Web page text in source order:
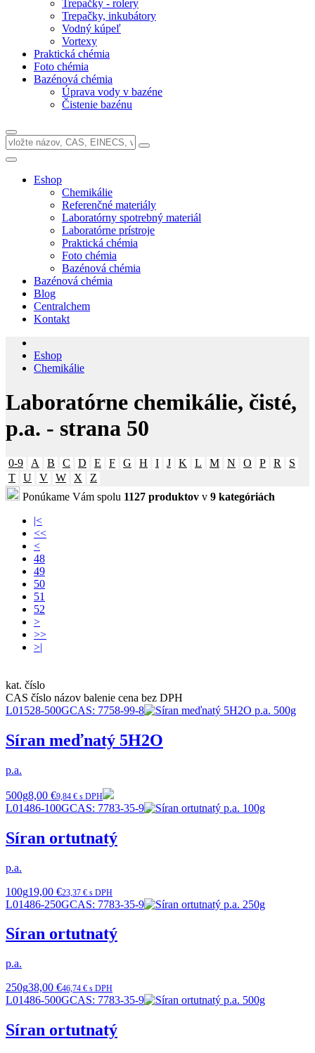
Trepačky - rolery
Trepačky, inkubátory
Vodný kúpeľ
Vortexy
Praktická chémia
Foto chémia
Bazénová chémia
Úprava vody v bazéne
Čistenie bazénu
Eshop
Chemikálie
Referenčné materiály
Laboratórny spotrebný materiál
Laboratórne prístroje
Praktická chémia
Foto chémia
Bazénová chémia
Bazénová chémia
Blog
Centralchem
Kontakt
Eshop
Chemikálie
Laboratórne chemikálie, čisté,
p.a. - strana 50
0-9 A B C D E F G H I J K L M N O P R
S
T
U V W X
Z
Ponúkame Vám spolu 1127 produktov v 9 kategóriách
|<
<<
<
48
49
50
51
52
>
>>
>|
kat. číslo
CAS číslo názov balenie cena bez DPH
L01528-500GCAS: 7758-99-8
Síran meďnatý 5H2O
p.a.
500g8,00 €9,84 € s DPH
L01486-100GCAS: 7783-35-9
Síran ortutnatý
p.a.
100g19,00 €23,37 € s DPH
L01486-250GCAS: 7783-35-9
Síran ortutnatý
p.a.
250g38,00 €46,74 € s DPH
L01486-500GCAS: 7783-35-9
Síran ortutnatý